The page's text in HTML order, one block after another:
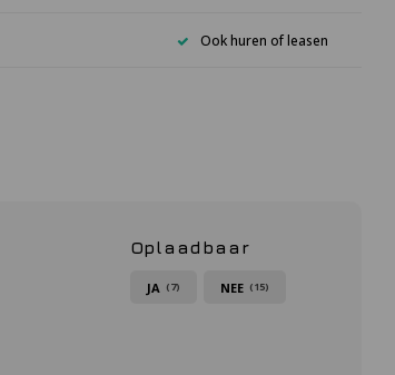
Ook huren of leasen
Oplaadbaar
JA (7) NEE (15)